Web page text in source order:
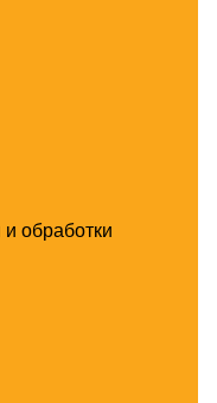
обработки